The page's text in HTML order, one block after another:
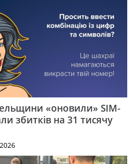
«оновили» SIM-
збитків на 31 тисячу